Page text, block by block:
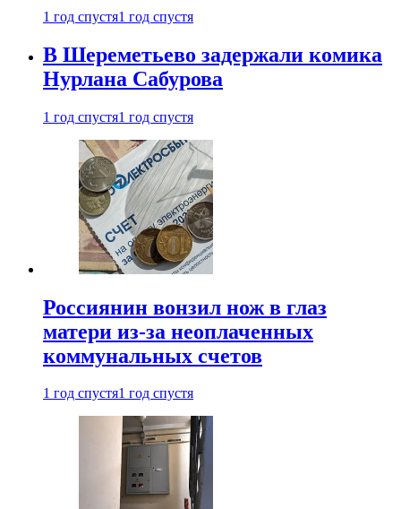
1 год спустя1 год спустя
В Шереметьево задержали комика
Нурлана Сабурова
1 год спустя1 год спустя
Россиянин вонзил нож в глаз
матери из-за неоплаченных
коммунальных счетов
1 год спустя1 год спустя